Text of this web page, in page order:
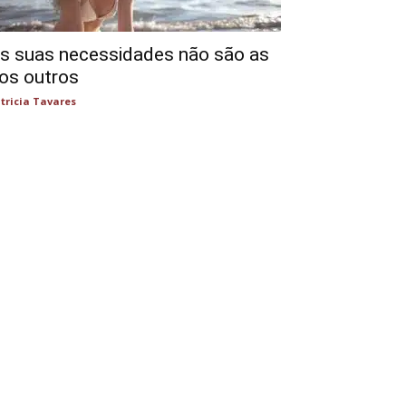
suas necessidades não são as
outros
Tavares